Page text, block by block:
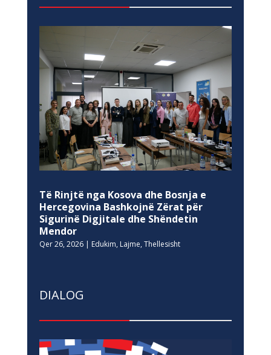
Të Rinjtë nga Kosova dhe Bosnja e
Hercegovina Bashkojnë Zërat për
Sigurinë Digjitale dhe Shëndetin
Mendor
Qer 26, 2026| Edukim, Lajme, Thellesisht
DIALOG